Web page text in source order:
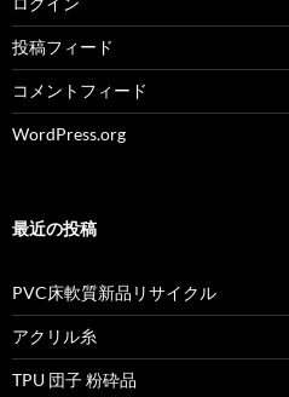
投稿フィード
コメントフィード
WordPress.org
最近の投稿
PVC床軟質新品リサイクル
アクリル糸
TPU 団子 粉砕品